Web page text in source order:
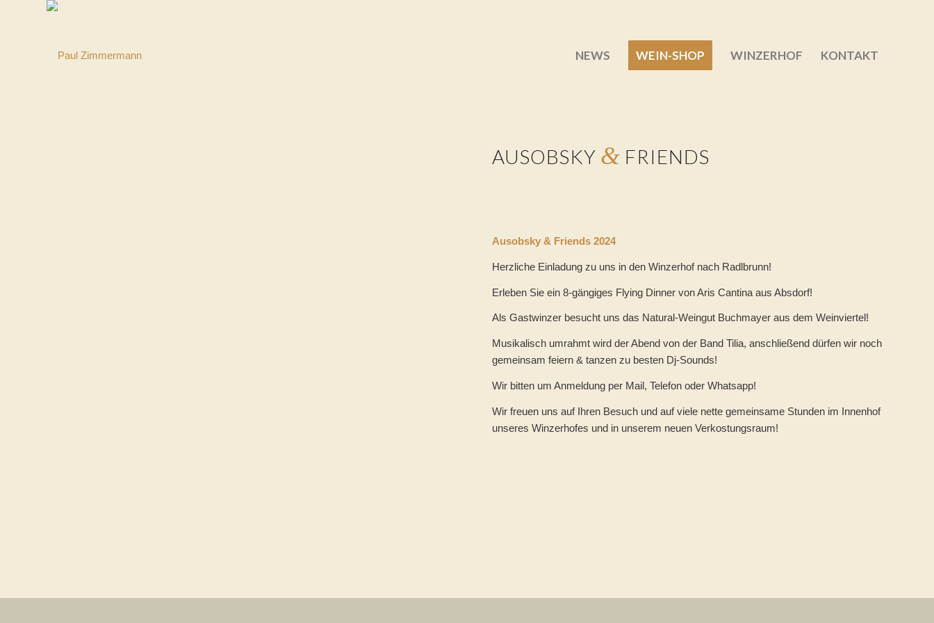
NEWS WEIN-SHOP WINZERHOF KONTAKT
AUSOBSKY & FRIENDS
Ausobsky & Friends 2024
Herzliche Einladung zu uns in den Winzerhof nach Radlbrunn!
Erleben Sie ein 8-gängiges Flying Dinner von Aris Cantina aus Absdorf!
Als Gastwinzer besucht uns das Natural-Weingut Buchmayer aus dem Weinviertel!
Musikalisch umrahmt wird der Abend von der Band Tilia, anschließend dürfen wir noch
gemeinsam feiern & tanzen zu besten Dj-Sounds!
Wir bitten um Anmeldung per Mail, Telefon oder Whatsapp!
Wir freuen uns auf Ihren Besuch und auf viele nette gemeinsame Stunden im Innenhof
unseres Winzerhofes und in unserem neuen Verkostungsraum!